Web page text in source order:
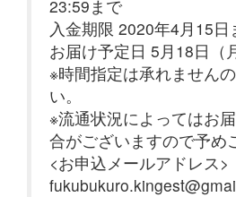
23:59まで
入金期限 2020年4月15日
お届け予定日 5月18日（
※時間指定は承れません
い。
※流通状況によってはお
合がございますので予め
<お申込メールアドレス>